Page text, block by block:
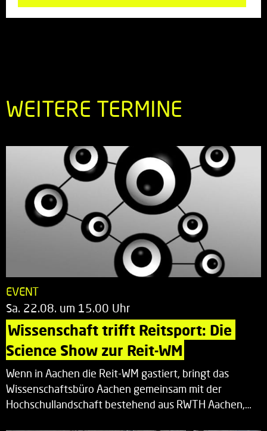
WEITERE TERMINE
EVENT
Sa. 22.08. um 15.00 Uhr
Wissenschaft trifft Reitsport: Die
Science Show zur Reit-WM
Wenn in Aachen die Reit-WM gastiert, bringt das
Wissenschaftsbüro Aachen gemeinsam mit der
Hochschullandschaft bestehend aus RWTH Aachen,…